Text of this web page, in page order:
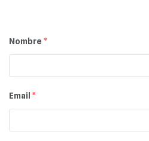
Nombre *
Email *